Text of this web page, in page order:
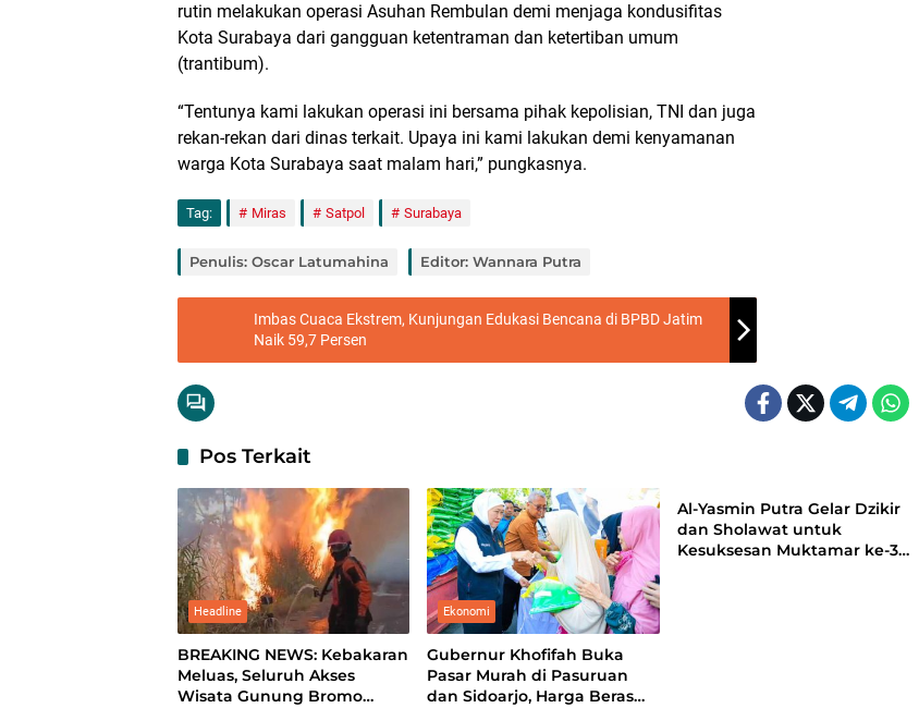
rutin melakukan operasi Asuhan Rembulan demi menjaga kondusifitas
Kota Surabaya dari gangguan ketentraman dan ketertiban umum
(trantibum).
“Tentunya kami lakukan operasi ini bersama pihak kepolisian, TNI dan juga
rekan-rekan dari dinas terkait. Upaya ini kami lakukan demi kenyamanan
warga Kota Surabaya saat malam hari,” pungkasnya.
Tag: Miras Satpol Surabaya
Penulis: Oscar Latumahina Editor: Wannara Putra
Imbas Cuaca Ekstrem, Kunjungan Edukasi Bencana di BPBD Jatim
Naik 59,7 Persen
Pos Terkait
Headline
BREAKING NEWS: Kebakaran
Meluas, Seluruh Akses
Wisata Gunung Bromo
Ekonomi
Gubernur Khofifah Buka
Pasar Murah di Pasuruan
dan Sidoarjo, Harga Beras
Al-Yasmin Putra Gelar Dzikir
dan Sholawat untuk
Kesuksesan Muktamar ke-35